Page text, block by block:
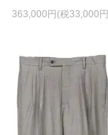
363,000円(税33,000